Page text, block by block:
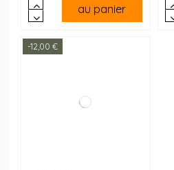
au panier
-12,00 €